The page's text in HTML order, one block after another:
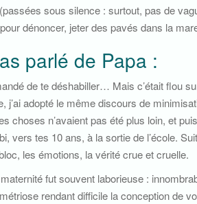
sous silence : surtout, pas de
dénoncer, jeter des pavés dans la
parlé de Papa :
de te déshabiller… Mais c’était flou
j’ai adopté le même discours de
choses n’avaient pas été plus loin, et
vers tes 10 ans, à la sortie de l’école.
les émotions, la vérité crue et cruelle.
fut souvent laborieuse :
rendant difficile la conception de